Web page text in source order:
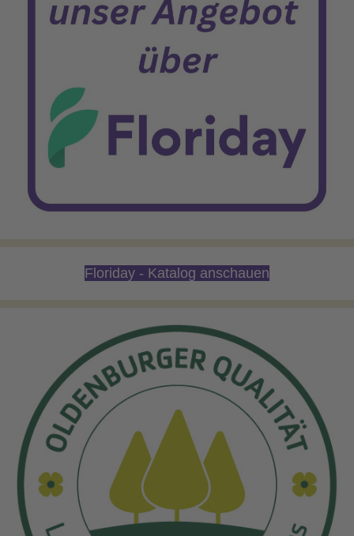
Floriday - Katalog anschauen